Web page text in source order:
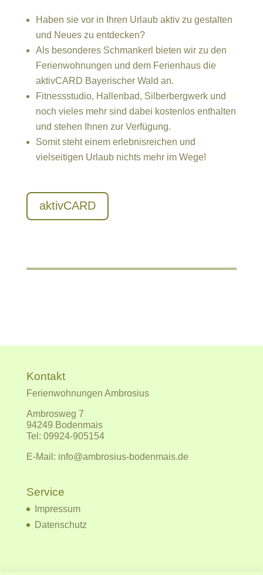
Haben sie vor in Ihren Urlaub aktiv zu gestalten
und Neues zu entdecken?
Als besonderes Schmankerl bieten wir zu den
Ferienwohnungen und dem Ferienhaus die
aktivCARD Bayerischer Wald an.
Fitnessstudio, Hallenbad, Silberbergwerk und
noch vieles mehr sind dabei kostenlos enthalten
und stehen Ihnen zur Verfügung.
Somit steht einem erlebnisreichen und
vielseitigen Urlaub nichts mehr im Wege!
aktivCARD
Kontakt
Ferienwohnungen Ambrosius
Ambrosweg 7
94249 Bodenmais
Tel: 09924-905154
E-Mail: info@ambrosius-bodenmais.de
Service
Impressum
Datenschutz